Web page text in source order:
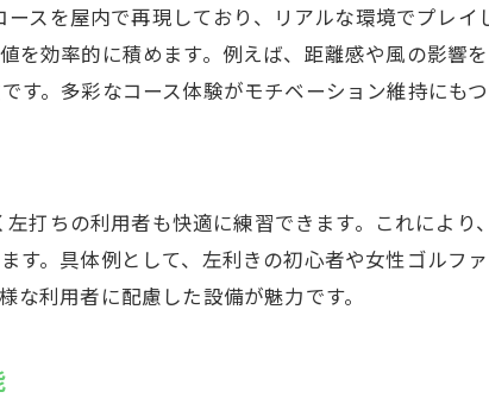
無料体験でスクールの雰囲気を確認
鳶尾で理想のゴルフ練習環境を発見
無料体験を活用して実際の雰囲気を確認
安心のセキュリティで夜間利用も安心
スを屋内で再現しており、リアルな環境でプレ
を効率的に積めます。例えば、距離感や風の影響
。多彩なコース体験がモチベーション維持にもつ
打ちの利用者も快適に練習できます。これによ
す。具体例として、左利きの初心者や女性ゴルフ
利用者に配慮した設備が魅力です。